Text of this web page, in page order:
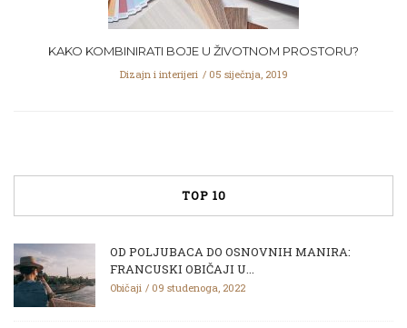
KAKO KOMBINIRATI BOJE U ŽIVOTNOM PROSTORU?
Dizajn i interijeri 05 siječnja, 2019
TOP 10
OD POLJUBACA DO OSNOVNIH MANIRA:
FRANCUSKI OBIČAJI U...
Običaji 09 studenoga, 2022